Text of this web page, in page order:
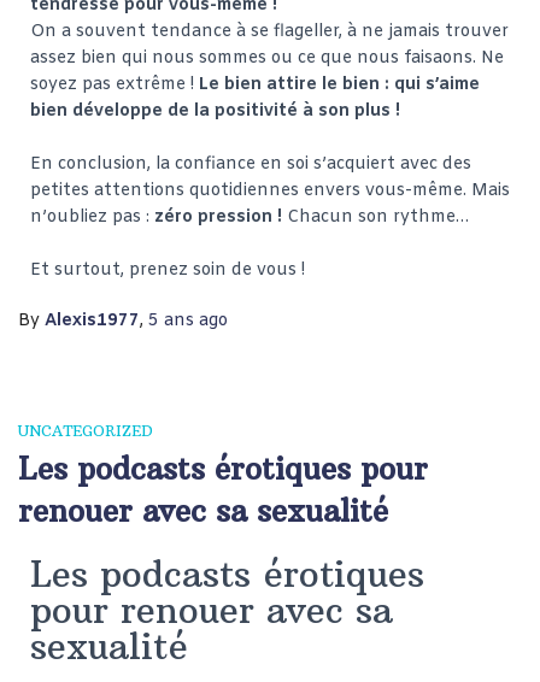
tendresse pour vous-même !
On a souvent tendance à se flageller, à ne jamais trouver
assez bien qui nous sommes ou ce que nous faisaons. Ne
soyez pas extrême ! Le bien attire le bien : qui s’aime
bien développe de la positivité à son plus !
En conclusion, la confiance en soi s’acquiert avec des
petites attentions quotidiennes envers vous-même. Mais
n’oubliez pas : zéro pression ! Chacun son rythme…
Et surtout, prenez soin de vous !
By Alexis1977, 5 ans ago
UNCATEGORIZED
Les podcasts érotiques pour
renouer avec sa sexualité
Les podcasts érotiques
pour renouer avec sa
sexualité